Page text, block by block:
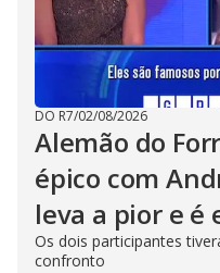
DO R7/02/08/2026
Alemão do
épico com
leva a pior e é
Os dois participantes
confronto